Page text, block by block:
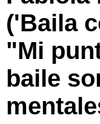
('Baila
"Mi
baile